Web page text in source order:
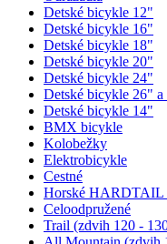
Detské bicykle 12"
Detské bicykle 16"
Detské bicykle 18"
Detské bicykle 20"
Detské bicykle 24"
Detské bicykle 26" a
Detské bicykle 14"
BMX bicykle
Kolobežky
Elektrobicykle
Cestné
Horské HARDTAIL
Celoodpružené
Trail (zdvih 120 -